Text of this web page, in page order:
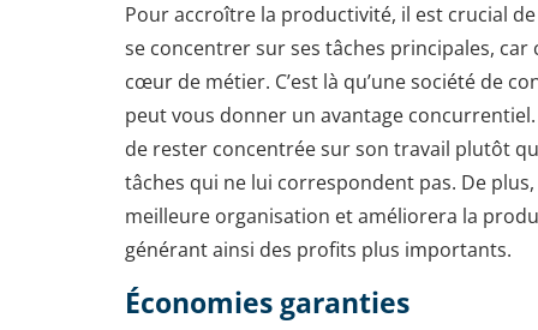
Pour accroître la productivité, il est crucial
se concentrer sur ses tâches principales,
cœur de métier. C’est là qu’une société de
peut vous donner un avantage
de rester concentrée sur son travail plutôt
tâches qui ne lui correspondent pas. De
meilleure organisation et améliorera la
générant ainsi des profits plus importants.
Économies garanties